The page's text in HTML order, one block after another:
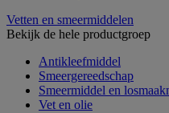
Vetten en smeermiddelen
Bekijk de hele productgroep
Antikleefmiddel
Smeergereedschap
Smeermiddel en
Vet en olie